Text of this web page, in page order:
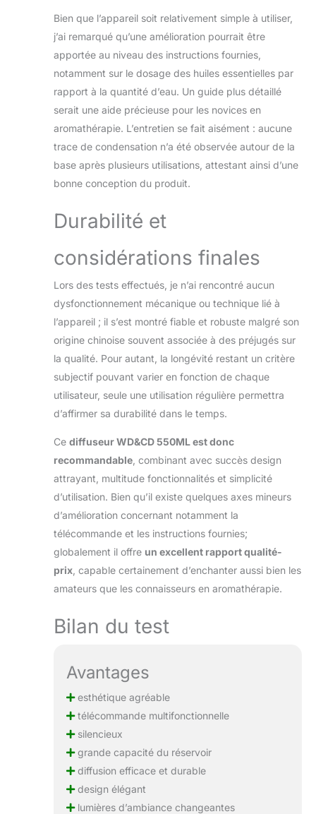
dans différentes
situations
naturellement. par
exemple. maison,
bureau, spa, hôtel
et chambre de
bébé, etc.
Bien que l’appareil soit relativement simple à utiliser,
j’ai remarqué qu’une amélioration pourrait être
apportée au niveau des instructions fournies,
notamment sur le dosage des huiles essentielles par
rapport à la quantité d’eau. Un guide plus détaillé
serait une aide précieuse pour les novices en
aromathérapie. L’entretien se fait aisément : aucune
trace de condensation n’a été observée autour de la
base après plusieurs utilisations, attestant ainsi d’une
bonne conception du produit.
Durabilité et
considérations finales
Lors des tests effectués, je n’ai rencontré aucun
dysfonctionnement mécanique ou technique lié à
l’appareil ; il s’est montré fiable et robuste malgré son
origine chinoise souvent associée à des préjugés sur
la qualité. Pour autant, la longévité restant un critère
subjectif pouvant varier en fonction de chaque
utilisateur, seule une utilisation régulière permettra
d’affirmer sa durabilité dans le temps.
Ce diffuseur WD&CD 550ML est donc
recommandable , combinant avec succès design
attrayant, multitude fonctionnalités et simplicité
d’utilisation. Bien qu’il existe quelques axes mineurs
d’amélioration concernant notamment la
télécommande et les instructions fournies;
globalement il offre un excellent rapport qualité-
prix , capable certainement d’enchanter aussi bien les
amateurs que les connaisseurs en aromathérapie.
Bilan du test
Avantages
esthétique agréable
télécommande multifonctionnelle
silencieux
grande capacité du réservoir
diffusion efficace et durable
design élégant
lumières d’ambiance changeantes